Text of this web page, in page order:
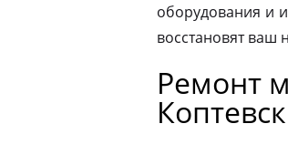
оборудования и
восстановят ваш
Ремонт